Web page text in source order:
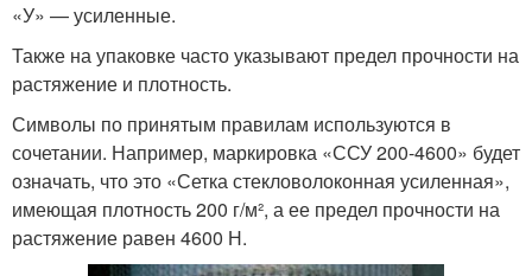
«У» — усиленные.
Также на упаковке часто указывают предел прочности на
растяжение и плотность.
Символы по принятым правилам используются в
сочетании. Например, маркировка «ССУ 200-4600» будет
означать, что это «Сетка стекловолоконная усиленная»,
имеющая плотность 200 г/м², а ее предел прочности на
растяжение равен 4600 Н.